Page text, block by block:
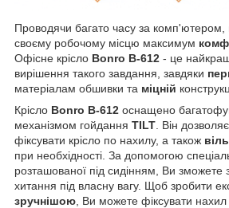
Проводячи багато часу за
своєму робочому місцю максимум
Офісне крісло Bonro B-612 - це
вирішення такого завдання, завдяки
матеріалам обшивки та міцній
Крісло Bonro B-612 оснащено
механізмом гойдання TILT . Він
фіксувати крісло по нахилу, а також
при необхідності. За допомогою
розташованої під сидінням, Ви зможете
хитання під власну вагу. Щоб зробити
зручнішою , Ви можете фіксувати